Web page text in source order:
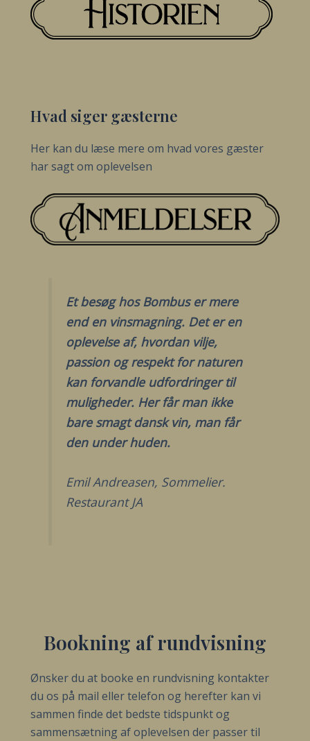
Hvad siger gæsterne
Her kan du læse mere om hvad vores gæster
har sagt om oplevelsen
Et besøg hos Bombus er mere
end en vinsmagning. Det er en
oplevelse af, hvordan vilje,
passion og respekt for naturen
kan forvandle udfordringer til
muligheder. Her får man ikke
bare smagt dansk vin, man får
den under huden.
Emil Andreasen, Sommelier.
Restaurant JA
Bookning af rundvisning
Ønsker du at booke en rundvisning kontakter
du os på mail eller telefon og herefter kan vi
sammen finde det bedste tidspunkt og
sammensætning af oplevelsen der passer til